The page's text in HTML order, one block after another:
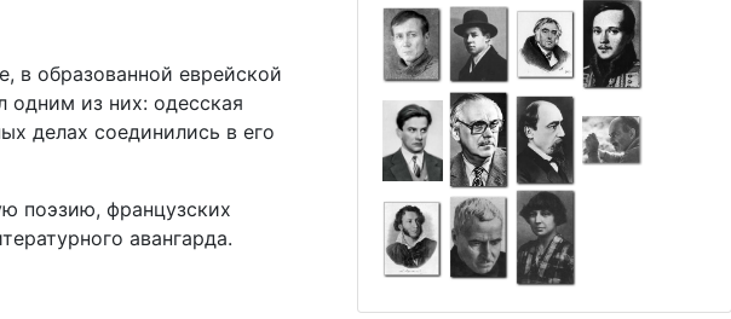
в образованной еврейской
одним из них: одесская
делах соединились в его
поэзию, французских
авангарда.